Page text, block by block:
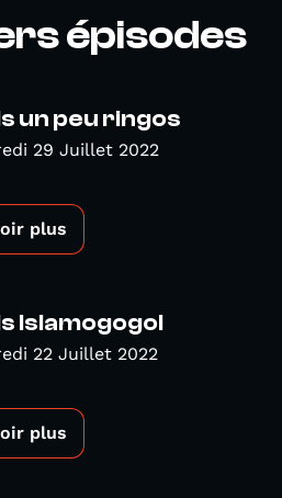
épisodes
un peu ringos
29 Juillet 2022
plus
Islamogogol
22 Juillet 2022
plus